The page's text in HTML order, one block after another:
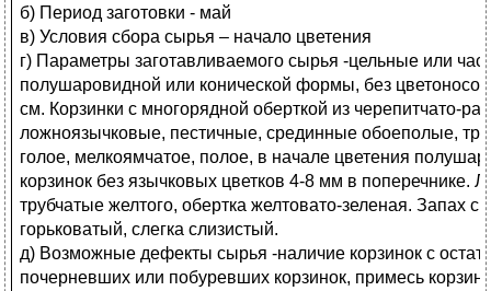
б) Период заготовки - май
в) Условия сбора сырья – начало цветения
г) Параметры заготавливаемого сырья -цельные или
полушаровидной или конической формы, без
см. Корзинки с многорядной оберткой из черепитчато-
ложноязычковые, пестичные, срединные обоеполые,
голое, мелкоямчатое, полое, в начале цветения
корзинок без язычковых цветков 4-8 мм в поперечнике.
трубчатые желтого, обертка желтовато-зеленая. Запах
горьковатый, слегка слизистый.
д) Возможные дефекты сырья -наличие корзинок с
почерневших или побуревших корзинок, примесь